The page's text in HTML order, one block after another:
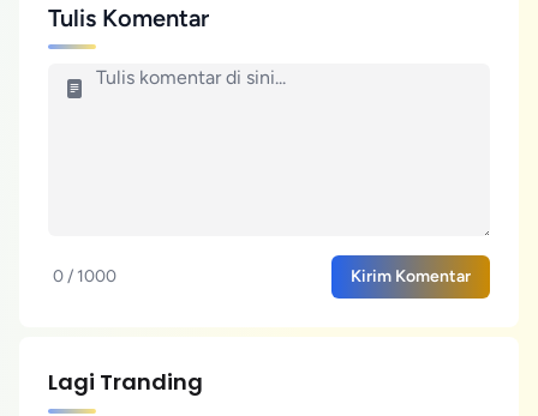
Tulis Komentar
0 / 1000 Kirim Komentar
Lagi Tranding